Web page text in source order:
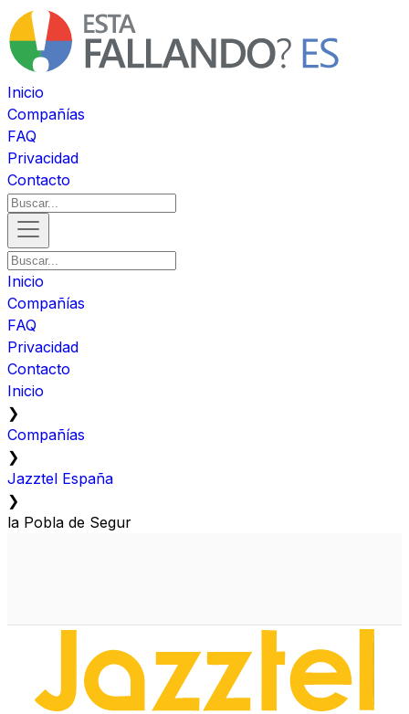
Inicio
Compañías
FAQ
Privacidad
Contacto
Inicio
Compañías
FAQ
Privacidad
Contacto
Inicio
❯
Compañías
❯
Jazztel España
❯
la Pobla de Segur